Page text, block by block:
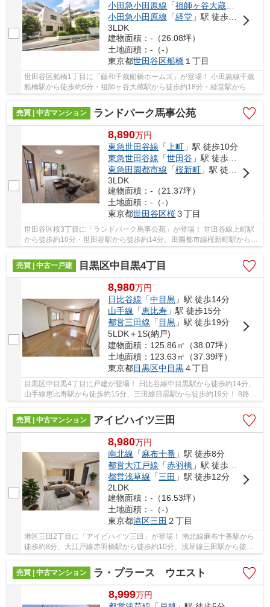
小田急小田原線 「祖師ヶ谷大蔵」駅 徒歩
小田急小田原線 「経堂 」駅 徒歩22分
3LDK
建物面積：-（26.08坪）
土地面積：-（-）
東京都世田谷区船橋１丁目
世田谷区船橋1丁目に「藤和千歳船橋ホームズ」が登場！ 小田急線千歳
船橋駅から徒歩約6分・祖師ヶ谷大蔵駅から徒歩約18分・経堂駅から徒
売買 | 中古マンション
ランドパーク馬事公苑
8,890万円
東急世田谷線 「上町 」駅 徒歩10分
東急世田谷線 「世田谷 」駅 徒歩14分
東急田園都市線 「桜新町 」駅 徒歩16分
3LDK
建物面積：-（21.37坪）
土地面積：-（-）
東京都世田谷区桜３丁目
世田谷区桜3丁目に「ランドパーク馬事公苑」が登場！ 世田谷線上町駅
から徒歩約10分・世田谷駅から徒歩約14分、田園都市線桜新町駅から徒
売買 | 中古一戸建
目黒区中目黒4丁目
8,980万円
日比谷線 「中目黒 」駅 徒歩14分
山手線 「恵比寿 」駅 徒歩15分
都営三田線 「 目黒 」駅 徒歩19分
5LDK＋1S(納戸)
建物面積：125.86㎡（38.07坪）
土地面積：123.63㎡（37.39坪）
東京都目黒区中目黒４丁目
目黒区中目黒4丁目に戸建が登場！ 日比谷線中目黒駅から徒歩約14分、
山手線恵比寿駅から徒歩約15分、三田線目黒駅から徒歩約19分！ 8路線
売買 | 中古マンション
アイビハイツ三田
8,980万円
南北線 「麻布十番 」駅 徒歩8分
都営大江戸線 「赤羽橋 」駅 徒歩10分
都営浅草線 「三田 」駅 徒歩12分
2LDK
建物面積：-（16.53坪）
土地面積：-（-）
東京都港区三田 ２丁目
港区三田2丁目に「アイビハイツ三田」が登場！ 南北線麻布十番駅から
徒歩約8分、大江戸線赤羽橋駅から徒歩約10分、浅草線三田駅から徒歩
売買 | 中古マンション
ラ・プラース ウエスト
8,999万円